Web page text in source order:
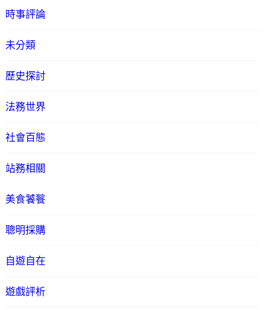
時事評論
未分類
歷史探討
法務世界
社會百態
站務相關
美食饕餮
聰明採購
自遊自在
遊戲評析